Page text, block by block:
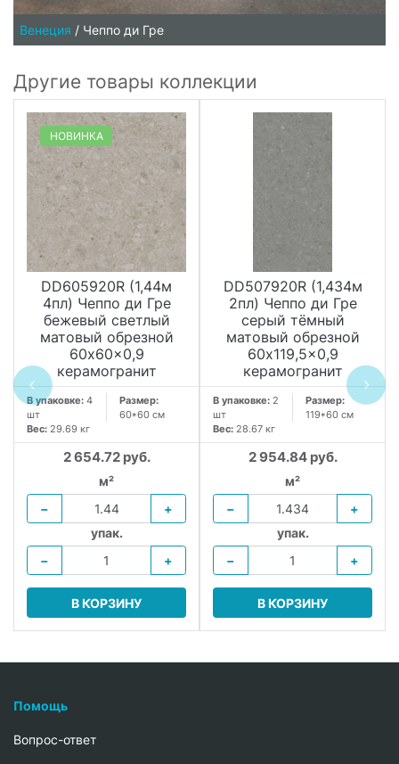
Венеция / Чеппо ди Гре
Другие товары коллекции
НОВИНКА
DD605920R (1,44м
4пл) Чеппо ди Гре
бежевый светлый
матовый обрезной
60x60x0,9
керамогранит
В упаковке: 4
шт
Размер:
60*60 см
Вес: 29.69 кг
2 654.72 руб.
м²
−
+
упак.
−
+
В КОРЗИНУ
DD507920R (1,434м
2пл) Чеппо ди Гре
серый тёмный
матовый обрезной
60x119,5x0,9
керамогранит
В упаковке: 2
шт
Размер:
119*60 см
Вес: 28.67 кг
2 954.84 руб.
м²
−
+
упак.
−
+
В КОРЗИНУ
Помощь
Вопрос-ответ